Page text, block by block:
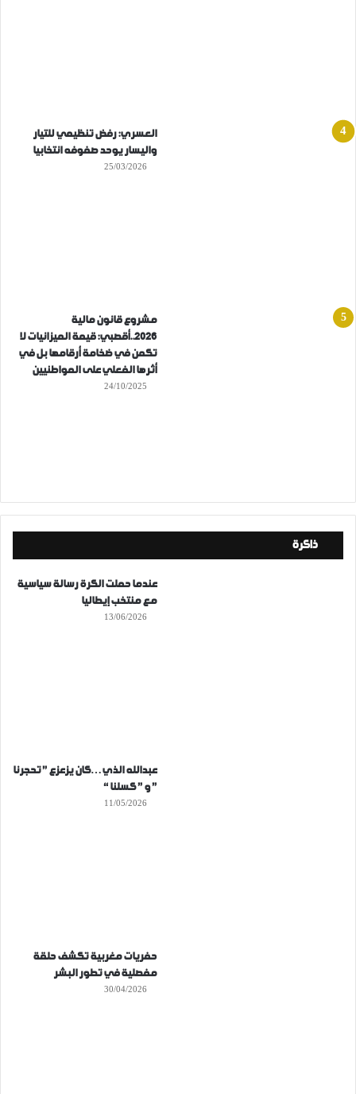
العسري: رفض تنظيمي للتيار
واليسار يوحد صفوفه انتخابيا
25/03/2026
مشروع قانون مالية
2026..أقصبي: قيمة الميزانيات لا
تكمن في ضخامة أرقامها بل في
أثرها الفعلي على المواطنيين
24/10/2025
ذاكرة
عندما حملت الكرة رسالة سياسية
مع منتخب إيطاليا
13/06/2026
عبدالله الذي…كان يزعزع ” تحجرنا
” و ” كسلنا “
11/05/2026
حفريات مغربية تكشف حلقة
مفصلية في تطور البشر
30/04/2026